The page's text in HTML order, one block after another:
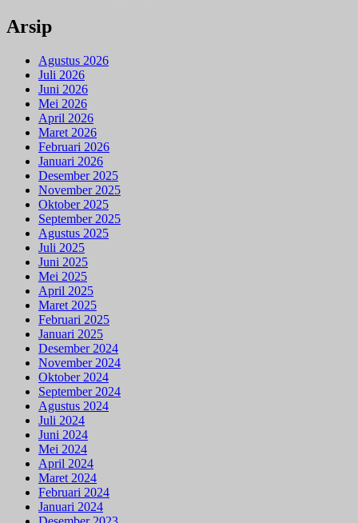
Arsip
Agustus 2026
Juli 2026
Juni 2026
Mei 2026
April 2026
Maret 2026
Februari 2026
Januari 2026
Desember 2025
November 2025
Oktober 2025
September 2025
Agustus 2025
Juli 2025
Juni 2025
Mei 2025
April 2025
Maret 2025
Februari 2025
Januari 2025
Desember 2024
November 2024
Oktober 2024
September 2024
Agustus 2024
Juli 2024
Juni 2024
Mei 2024
April 2024
Maret 2024
Februari 2024
Januari 2024